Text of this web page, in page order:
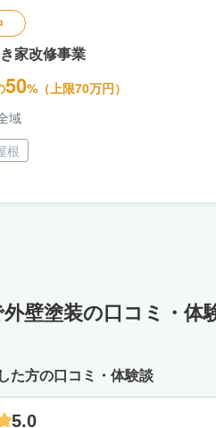
家改修事業
50%（上限70万円）
域
根
壁塗装の口コミ・体
た方の口コミ・体験談
5.0